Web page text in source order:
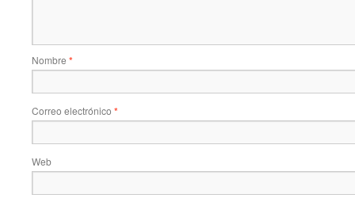
Nombre *
Correo electrónico *
Web